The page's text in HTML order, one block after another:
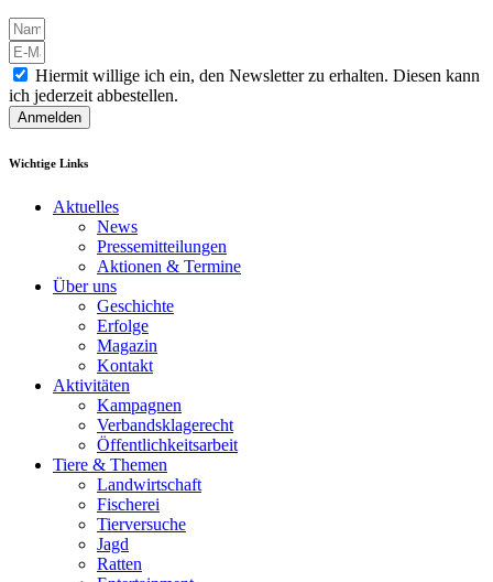
Hiermit willige ich ein, den Newsletter zu erhalten. Diesen kann
ich jederzeit abbestellen.
Anmelden
Wichtige Links
Aktuelles
News
Pressemitteilungen
Aktionen & Termine
Über uns
Geschichte
Erfolge
Magazin
Kontakt
Aktivitäten
Kampagnen
Verbandsklagerecht
Öffentlichkeitsarbeit
Tiere & Themen
Landwirtschaft
Fischerei
Tierversuche
Jagd
Ratten